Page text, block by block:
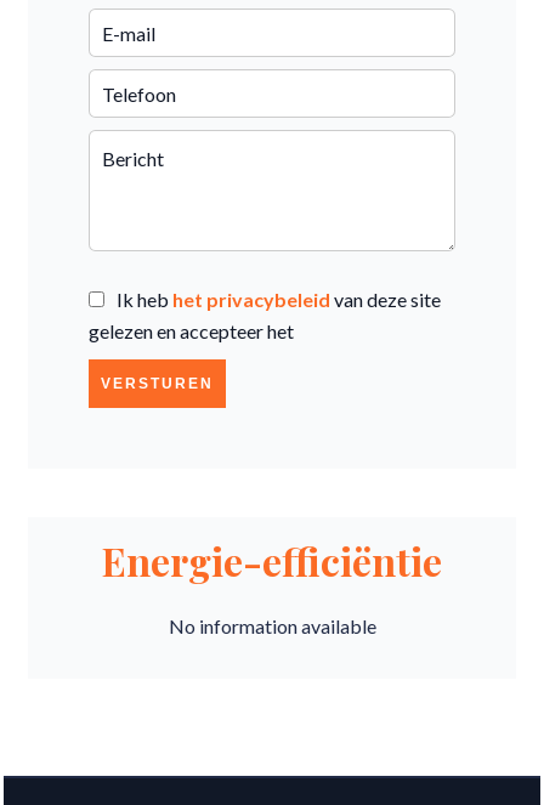
Ik heb het privacybeleid van deze site
gelezen en accepteer het
VERSTUREN
Energie-efficiëntie
No information available